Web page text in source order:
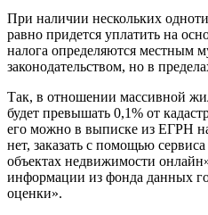
При наличии нескольких
равно придется уплатить на
налога определяются местным
законодательством, но в
Так, в отношении массивной
будет превышать 0,1% от
его можно в выписке из ЕГРН
нет, заказать с помощью
объектах недвижимости
информации из фонда данных
оценки».